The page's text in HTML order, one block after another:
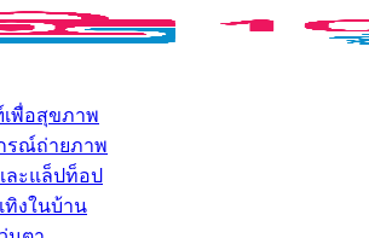
พื่อสุขภาพ
รณ์ถ่ายภาพ
ละแล็ปท็อป
ทิงในบ้าน